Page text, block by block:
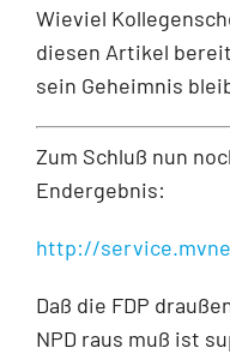
Wieviel
diesen Artikel
sein Geheimnis
Zum Schluß nun
Endergebnis:
http://
Daß die FDP
NPD raus muß ist